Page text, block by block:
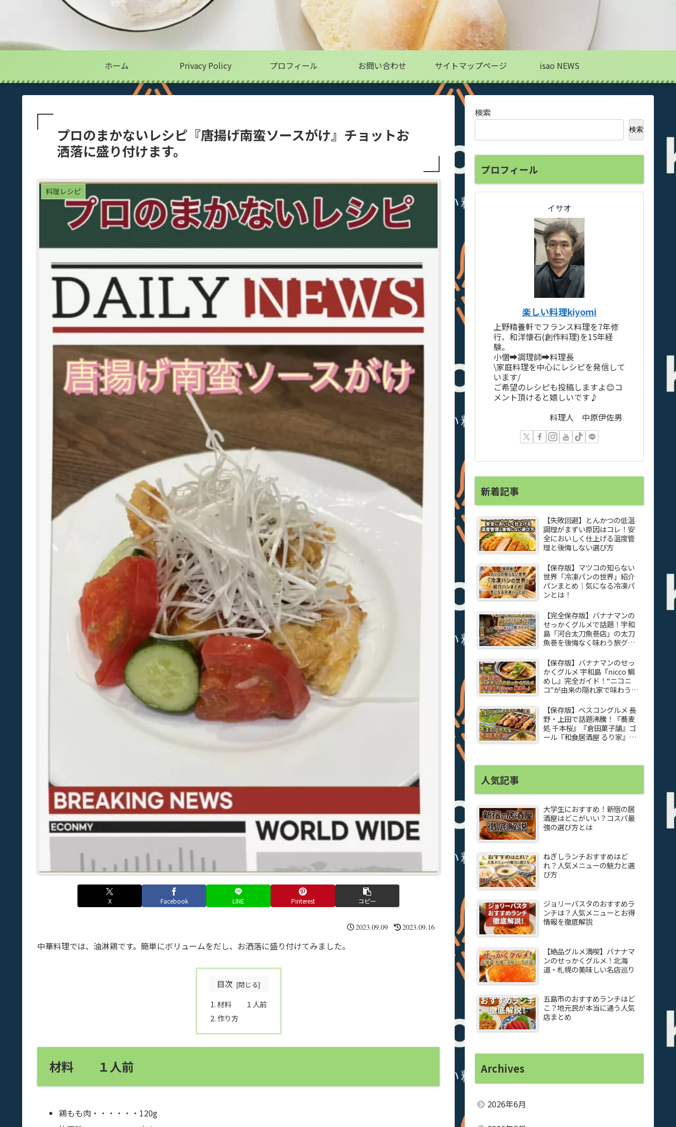
ホーム Privacy Policy プロフィール お問い合わせ サイトマップページ isao NEWS
プロのまかないレシピ『唐揚げ南蛮ソースがけ』チョットお
洒落に盛り付けます。
料理レシピ
X Facebook LINE Pinterest コピー
2023.09.09 2023.09.16
中華料理では、油淋鶏です。簡単にボリュームをだし、お洒落に盛り付けてみました。
目次
材料 １人前
作り方
材料 １人前
鶏もも肉・・・・・・120g
検索
検索
プロフィール
イサオ
楽しい料理kiyomi
上野精養軒でフランス料理を7年修
行、和洋懐石(創作料理)を15年経
験。
小僧➡️調理師➡️料理長
\家庭料理を中心にレシピを発信して
います/
ご希望のレシピも投稿しますよ😊コ
メント頂けると嬉しいです♪
料理人 中原伊佐男
新着記事
【失敗回避】とんかつの低温
調理がまずい原因はコレ！安
全においしく仕上げる温度管
理と後悔しない選び方
【保存版】マツコの知らない
世界「冷凍パンの世界」紹介
パンまとめ｜気になる冷凍パ
ンとは！
【完全保存版】バナナマンの
せっかくグルメで話題！宇和
島「河合太刀魚巻店」の太刀
魚巻を後悔なく味わう旅グル
【保存版】バナナマンのせっ
かくグルメ 宇和島『nicco 鯛
めし』完全ガイド！“ニコニ
コ”が由来の隠れ家で味わう感
【保存版】ベスコングルメ 長
野・上田で話題沸騰！『蕎麦
処 千本桜』『倉田菓子舗』ゴ
ール『和食居酒屋 るり家』焼
人気記事
大学生におすすめ！新宿の居
酒屋はどこがいい？コスパ最
強の選び方とは
ねぎしランチおすすめはど
れ？人気メニューの魅力と選
び方
ジョリーパスタのおすすめラ
ンチは？人気メニューとお得
情報を徹底解説
【絶品グルメ満喫】バナナマ
ンのせっかくグルメ！北海
道・札幌の美味しい名店巡り
五島市のおすすめランチはど
こ？地元民が本当に通う人気
店まとめ
Archives
2026年6月